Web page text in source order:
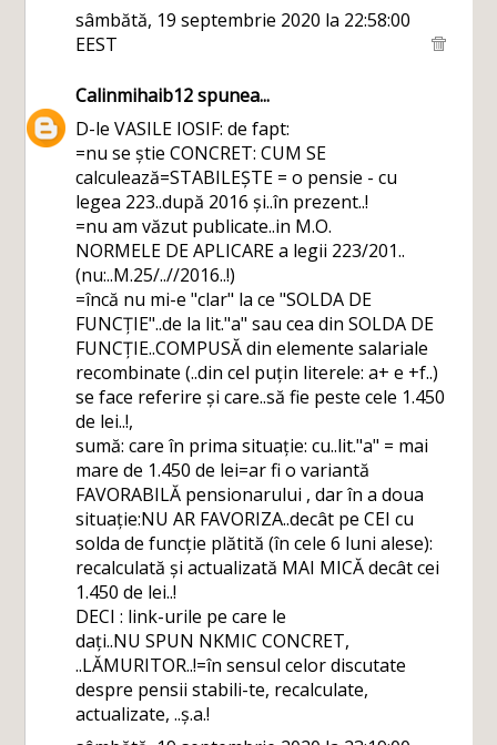
sâmbătă, 19 septembrie 2020 la 22:58:00
EEST
Calinmihaib12spunea...
D-le VASILE IOSIF: de fapt:
=nu se știe CONCRET: CUM SE
calculează=STABILEȘTE = o pensie - cu
legea 223..după 2016 și..în prezent..!
=nu am văzut publicate..in M.O.
NORMELE DE APLICARE a legii 223/201..
(nu:..M.25/..//2016..!)
=încă nu mi-e "clar" la ce "SOLDA DE
FUNCȚIE"..de la lit."a" sau cea din SOLDA DE
FUNCȚIE..COMPUSĂ din elemente salariale
recombinate (..din cel puțin literele: a+ e +f..)
se face referire și care..să fie peste cele 1.450
de lei..!,
sumă: care în prima situație: cu..lit."a" = mai
mare de 1.450 de lei=ar fi o variantă
FAVORABILĂ pensionarului , dar în a doua
situație:NU AR FAVORIZA..decât pe CEI cu
solda de funcție plătită (în cele 6 luni alese):
recalculată și actualizată MAI MICĂ decât cei
1.450 de lei..!
DECI : link-urile pe care le
dați..NU SPUN NKMIC CONCRET,
..LĂMURITOR..!=în sensul celor discutate
despre pensii stabili-te, recalculate,
actualizate, ..ș.a.!